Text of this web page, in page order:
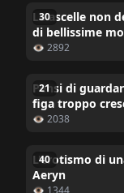
30
Le ascelle non
di bellissime
👁 2892
21
Pensi di
figa troppo
lei che ti guarda!
👁 2038
40
L'erotismo di
Aeryn
👁 1344